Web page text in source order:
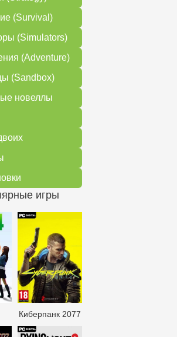
(Survival)
(Simulators)
(Adventure)
(Sandbox)
новеллы
игры
Киберпанк 2077